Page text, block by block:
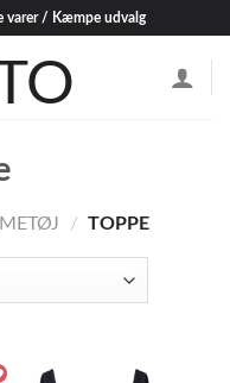
varer / Kæmpe udvalg
/ TOPPE